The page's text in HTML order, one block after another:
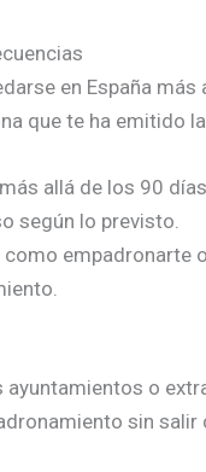
en España
que te ha emitido
allá de los 90
según lo previsto.
empadronarte
o
sin salir